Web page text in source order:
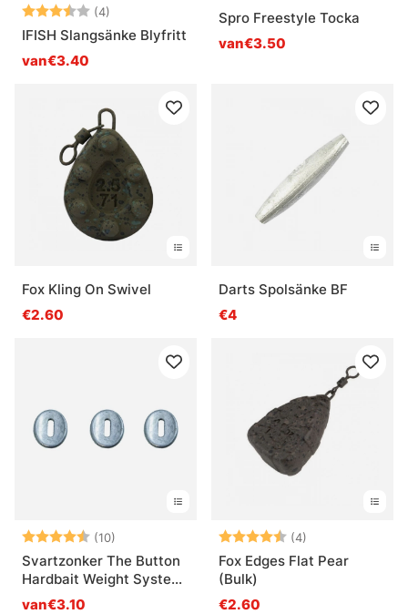
Beoordeling:
(4)
IFISH Slangsänke Blyfritt
van€3.40
Spro Freestyle Tocka
van€3.50
Fox Kling On Swivel
€2.60
Darts Spolsänke BF
€4
Beoordeling:
(10)
Svartzonker The Button
Hardbait Weight System
(3-pak)
van€3.10
Beoordeling:
(4)
Fox Edges Flat Pear
(Bulk)
€2.60